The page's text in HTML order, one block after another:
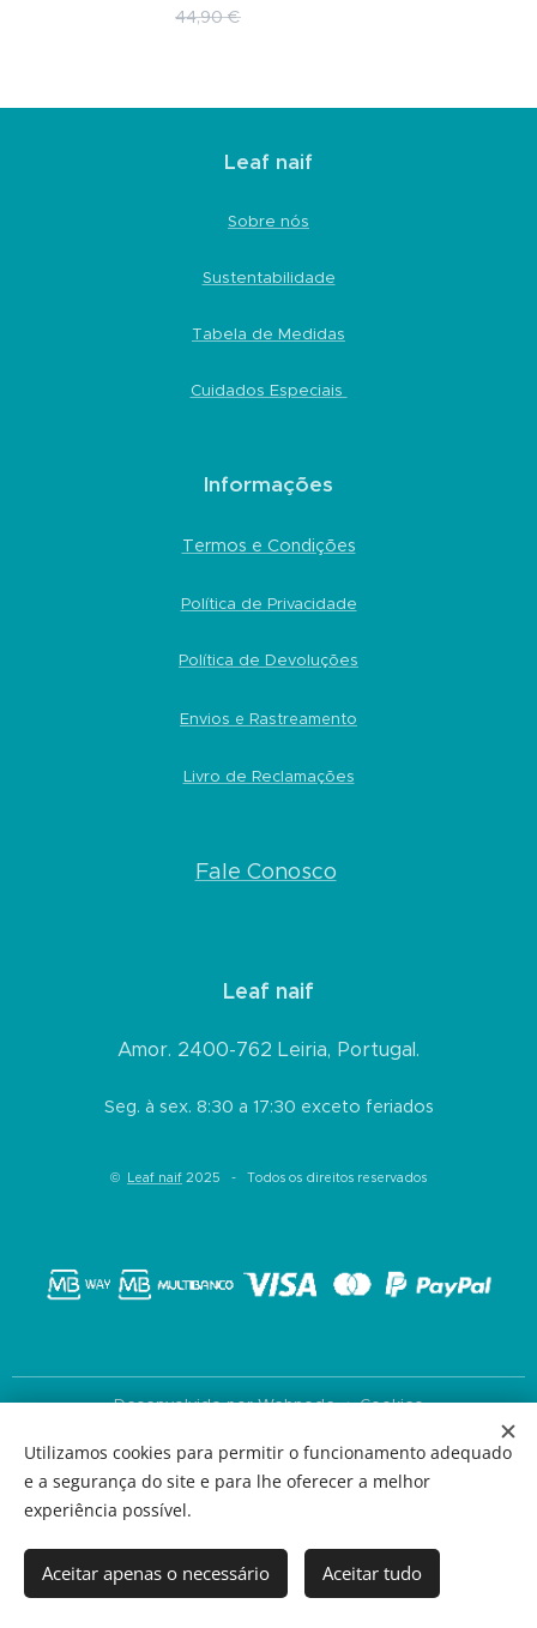
44,90€
Leaf naif
Sobre nós
Sustentabilidade
Tabela de Medidas
Cuidados Especiais
Informações
Termos e Condições
Política de Privacidade
Política de Devoluções
Envios e Rastreamento
Livro de Reclamações
Fale Conosco
Leaf naif
Amor. 2400-762 Leiria, Portugal.
Seg. à sex. 8:30 a 17:30 exceto feriados
© Leaf naif 2025 - Todos os direitos reservados
Desenvolvido porWebnode Cookies
Idiomas
Português
English
EUR €
USD $
Utilizamos cookies para permitir o funcionamento adequado
e a segurança do site e para lhe oferecer a melhor
experiência possível.
Aceitar apenas o necessário Aceitar tudo